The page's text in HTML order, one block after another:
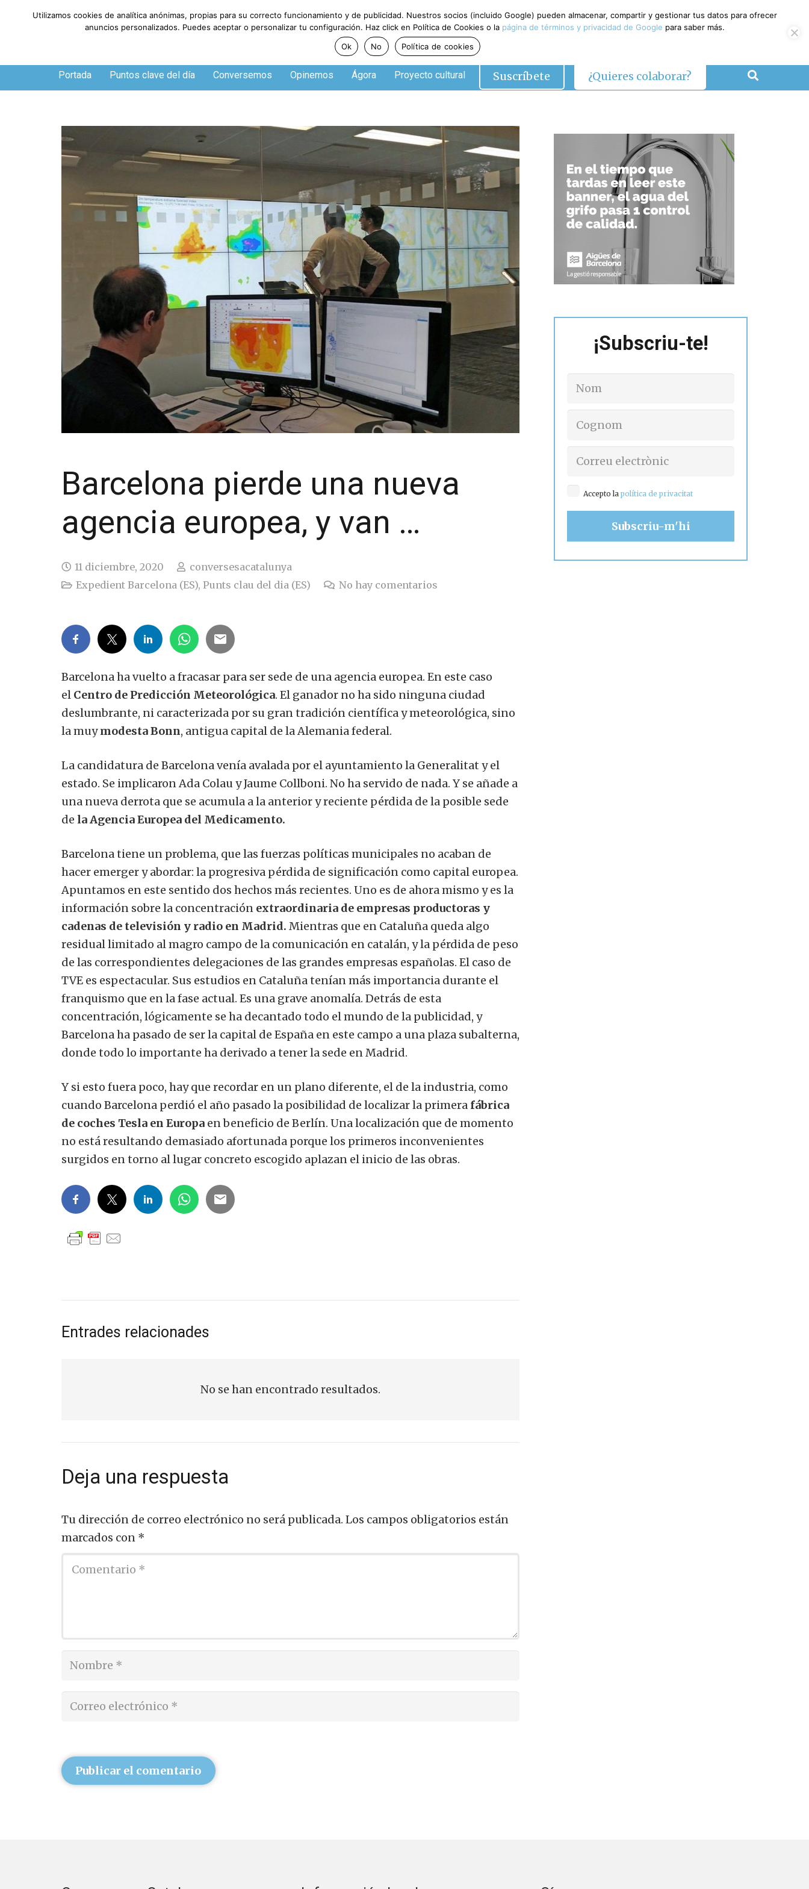
Jueves, 6 de agosto de 2026
Portada Puntos clave del día Conversemos Opinemos Ágora Proyecto cultural Suscríbete ¿Quieres colaborar?
Barcelona pierde una nueva
agencia europea, y van …
11 diciembre, 2020
conversesacatalunya
Expedient Barcelona (ES),Punts clau del dia (ES) No hay comentarios
Barcelona ha vuelto a fracasar para ser sede de una agencia europea. En este caso
el Centro de Predicción Meteorológica. El ganador no ha sido ninguna ciudad
deslumbrante, ni caracterizada por su gran tradición científica y meteorológica, sino
la muymodesta Bonn, antigua capital de la Alemania federal.
La candidatura de Barcelona venía avalada por el ayuntamiento la Generalitat y el
estado. Se implicaron Ada Colau y Jaume Collboni. No ha servido de nada. Y se añade a
una nueva derrota que se acumula a la anterior y reciente pérdida de la posible sede
de la Agencia Europea del Medicamento.
Barcelona tiene un problema, que las fuerzas políticas municipales no acaban de
hacer emerger y abordar: la progresiva pérdida de significación como capital europea.
Apuntamos en este sentido dos hechos más recientes. Uno es de ahora mismo y es la
información sobre la concentración extraordinaria de empresas productoras y
cadenas de televisión y radio en Madrid. Mientras que en Cataluña queda algo
residual limitado al magro campo de la comunicación en catalán, y la pérdida de peso
de las correspondientes delegaciones de las grandes empresas españolas. El caso de
TVE es espectacular. Sus estudios en Cataluña tenían más importancia durante el
franquismo que en la fase actual. Es una grave anomalía. Detrás de esta
concentración, lógicamente se ha decantado todo el mundo de la publicidad, y
Barcelona ha pasado de ser la capital de España en este campo a una plaza subalterna,
donde todo lo importante ha derivado a tener la sede en Madrid.
Y si esto fuera poco, hay que recordar en un plano diferente, el de la industria, como
cuando Barcelona perdió el año pasado la posibilidad de localizar la primera fábrica
de coches Tesla en Europa en beneficio de Berlín. Una localización que de momento
no está resultando demasiado afortunada porque los primeros inconvenientes
surgidos en torno al lugar concreto escogido aplazan el inicio de las obras.
Entrades relacionades
No se han encontrado resultados.
Deja una respuesta
Tu dirección de correo electrónico no será publicada. Los campos obligatorios están
marcados con *
Publicar el comentario
¡Subscriu-te!
Accepto lapolítica de privacitat
Utilizamos cookies de analítica anónimas, propias para su correcto funcionamiento y de publicidad. Nuestros socios (incluido Google) pueden almacenar, compartir y gestionar tus datos para ofrecer
anuncios personalizados. Puedes aceptar o personalizar tu configuración. Haz click en Política de Cookies o la página de términos y privacidad de Google para saber más.
Ok
No Política de cookies